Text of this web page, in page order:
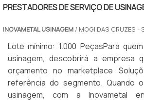
proteção, características simples,
conhecimento e autoridade em sua
Polimatec é a melhor opção quando
de profissionais disposta a atender
Profissionais com vasta experiência
alta qualidade; Escritório de alta
Sala de treinamento com
PRESTADORES DE SERVIÇO DE
INOVAMETAL USINAGEM/ MOGI DAS CRUZES -
Lote mínimo: 1.000 PeçasPara
usinagem, descobrirá a empresa
orçamento no marketplace
referência do segmento. Quando
usinagem, com a Inovametal